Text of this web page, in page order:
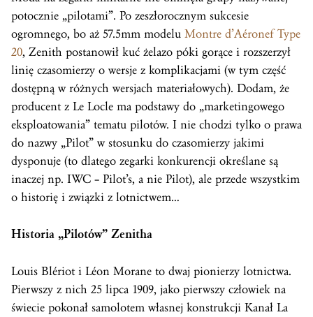
potocznie „pilotami”. Po zeszłorocznym sukcesie
ogromnego, bo aż 57.5mm modelu Montre d’Aéronef Type
20, Zenith postanowił kuć żelazo póki gorące i rozszerzył
linię czasomierzy o wersje z komplikacjami (w tym część
dostępną w różnych wersjach materiałowych). Dodam, że
producent z Le Locle ma podstawy do „marketingowego
eksploatowania” tematu pilotów. I nie chodzi tylko o prawa
do nazwy „Pilot” w stosunku do czasomierzy jakimi
dysponuje (to dlatego zegarki konkurencji określane są
inaczej np. IWC – Pilot’s, a nie Pilot), ale przede wszystkim
o historię i związki z lotnictwem…
Historia „Pilotów” Zenitha
Louis Blériot i Léon Morane to dwaj pionierzy lotnictwa.
Pierwszy z nich 25 lipca 1909, jako pierwszy człowiek na
świecie pokonał samolotem własnej konstrukcji Kanał La